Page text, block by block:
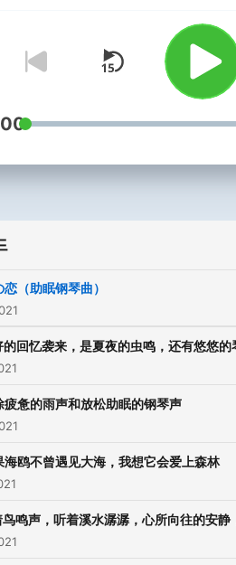
你一觉到
恋（助眠钢琴曲）
的回忆袭来，是夏夜的虫鸣，还有悠悠的
疲惫的雨声和放松助眠的钢琴声
海鸥不曾遇见大海，我想它会爱上森林
鸣声，听着溪水潺潺，心所向往的安静